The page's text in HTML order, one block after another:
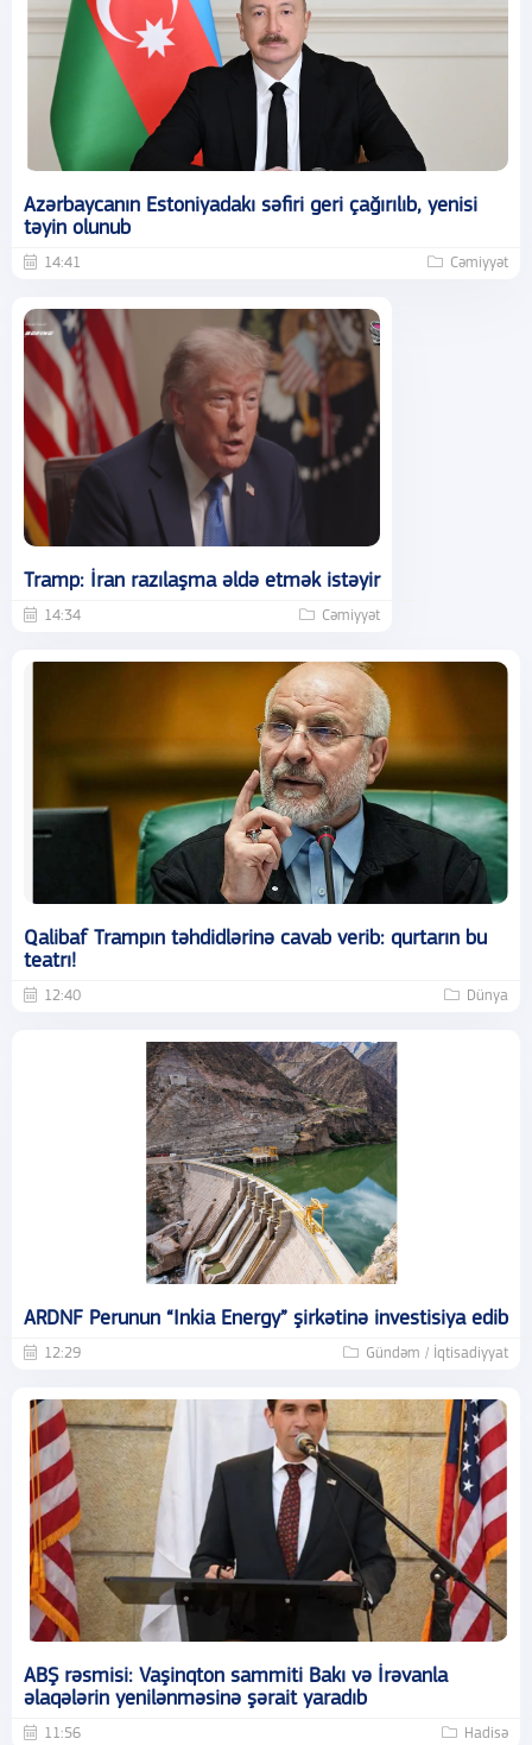
Azərbaycanın Estoniyadakı səfiri geri çağırılıb, yenisi
təyin olunub
14:41 Cəmiyyət
Tramp: İran razılaşma əldə etmək istəyir
14:34 Cəmiyyət
Qalibaf Trampın təhdidlərinə cavab verib: qurtarın bu
teatrı!
12:40 Dünya
ARDNF Perunun “Inkia Energy” şirkətinə investisiya edib
12:29 Gündəm / İqtisadiyyat
ABŞ rəsmisi: Vaşinqton sammiti Bakı və İrəvanla
əlaqələrin yenilənməsinə şərait yaradıb
11:56 Hadisə